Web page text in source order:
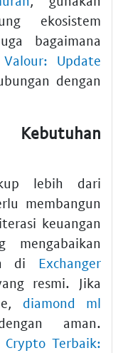
ekosistem
bagaimana
Update
dengan
lebih dari
membangun
keuangan
di Exchanger
resmi. Jika
diamond ml
aman.
Terbaik: